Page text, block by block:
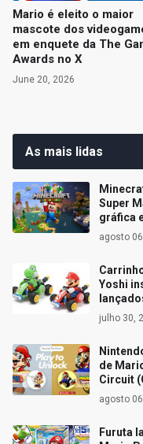
Mario é eleito o maior
mascote dos
em enquete da The
Awards no X
June 20, 2026
As mais lidas
Super
gráfica
agosto
Yoshi
julho 30,
de
Circuit
agosto
Furuta